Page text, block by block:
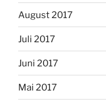
August 2017
Juli 2017
Juni 2017
Mai 2017